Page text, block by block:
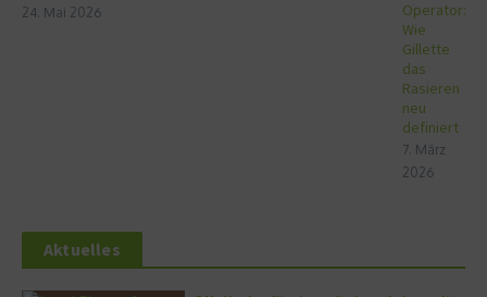
24. Mai 2026
Operator:
Wie
Gillette
das
Rasieren
neu
definiert
7. März
2026
Aktuelles